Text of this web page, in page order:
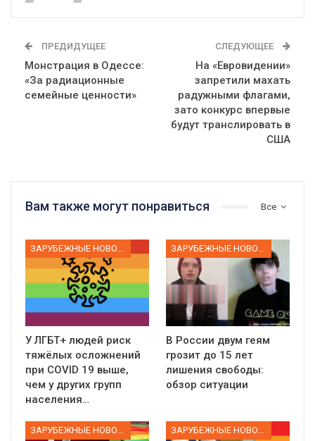
ПРЕДИДУЩЕЕ
Монстрация в Одессе:
«За радиационные
семейные ценности»
СЛЕДУЮЩЕЕ
На «Евровидении»
запретили махать
радужными флагами,
зато конкурс впервые
будут транслировать в
США
Все
Вам также могут понравиться
ЗАРУБЕЖНЫЕ НОВОСТИ
У ЛГБТ+ людей риск
тяжёлых осложнений
при COVID 19 выше,
чем у других групп
населения…
ЗАРУБЕЖНЫЕ НОВОСТИ
В России двум геям
грозит до 15 лет
лишения свободы:
обзор ситуации
ЗАРУБЕЖНЫЕ НОВОСТИ ЗАРУБЕЖНЫЕ НОВОСТИ